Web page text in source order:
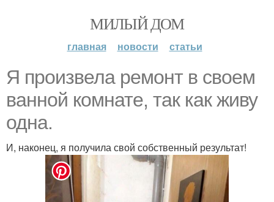
МИЛЫЙ ДОМ
главная новости статьи
Я произвела ремонт в своем
ванной комнате, так как живу
одна.
И, наконец, я получила свой собственный результат!